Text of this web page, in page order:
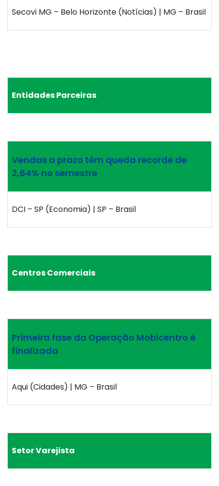
Secovi MG – Belo Horizonte (Notícias) | MG – Brasil
Entidades Parceiras
Vendas a prazo têm queda recorde de
2,64% no semestre
DCI – SP (Economia) | SP – Brasil
Centros Comerciais
Primeira fase da Operação Mobicentro é
finalizada
Aqui (Cidades) | MG – Brasil
Setor Varejista